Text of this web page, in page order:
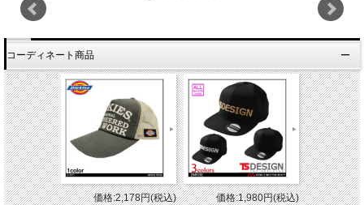
コーディネート商品
価格:2,178円(税込) 価格:1,980円(税込)